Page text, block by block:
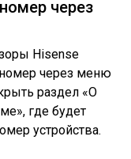
через
Hisense
через меню
раздел «О
где будет
устройства.